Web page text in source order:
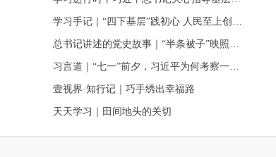
壹视界·知行记｜巧手绣出幸福路
天天学习｜田间地头的关切